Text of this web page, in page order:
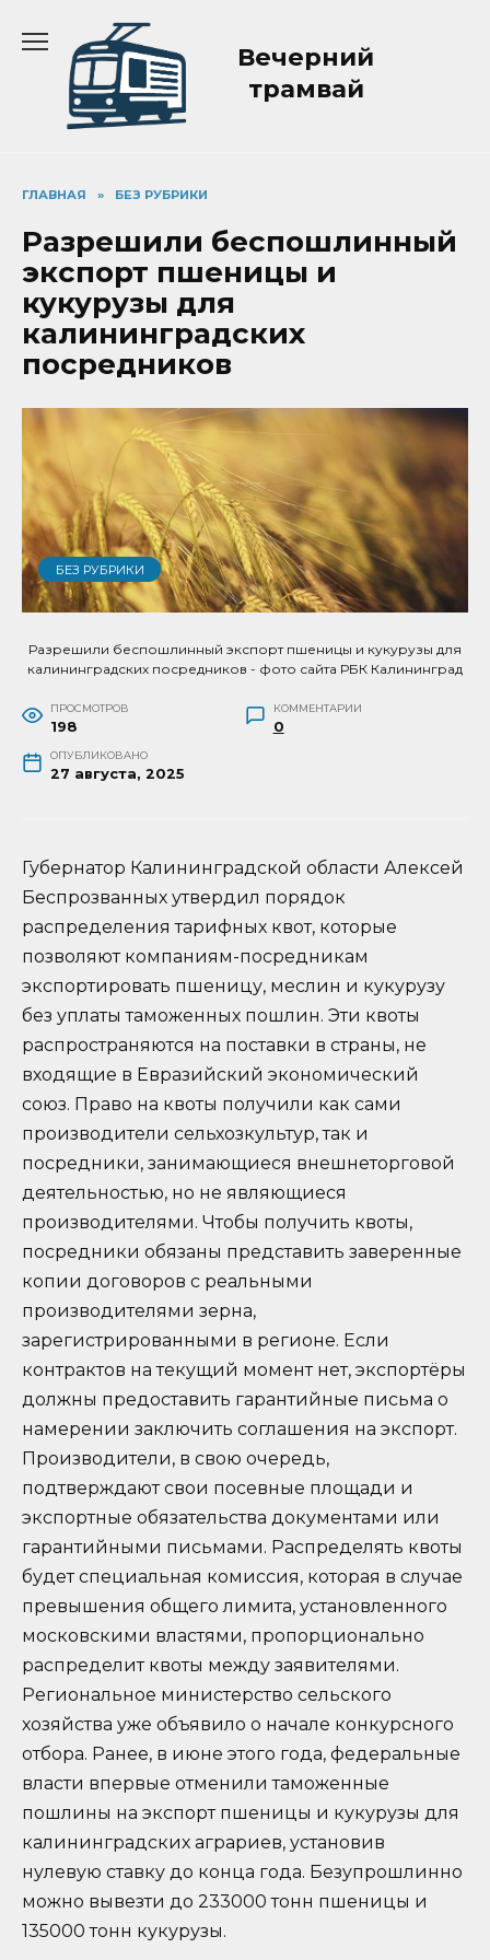
содержанию
Вечерний
трамвай
ГЛАВНАЯ » БЕЗ РУБРИКИ
Разрешили беспошлинный
экспорт пшеницы и
кукурузы для
калининградских
посредников
БЕЗ РУБРИКИ
Разрешили беспошлинный экспорт пшеницы и кукурузы для
калининградских посредников - фото сайта РБК Калининград
ПРОСМОТРОВ
198
КОММЕНТАРИИ
0
ОПУБЛИКОВАНО
27 августа, 2025
Губернатор Калининградской области Алексей
Беспрозванных утвердил порядок
распределения тарифных квот, которые
позволяют компаниям-посредникам
экспортировать пшеницу, меслин и кукурузу
без уплаты таможенных пошлин. Эти квоты
распространяются на поставки в страны, не
входящие в Евразийский экономический
союз. Право на квоты получили как сами
производители сельхозкультур, так и
посредники, занимающиеся внешнеторговой
деятельностью, но не являющиеся
производителями. Чтобы получить квоты,
посредники обязаны представить заверенные
копии договоров с реальными
производителями зерна,
зарегистрированными в регионе. Если
контрактов на текущий момент нет, экспортёры
должны предоставить гарантийные письма о
намерении заключить соглашения на экспорт.
Производители, в свою очередь,
подтверждают свои посевные площади и
экспортные обязательства документами или
гарантийными письмами. Распределять квоты
будет специальная комиссия, которая в случае
превышения общего лимита, установленного
московскими властями, пропорционально
распределит квоты между заявителями.
Региональное министерство сельского
хозяйства уже объявило о начале конкурсного
отбора. Ранее, в июне этого года, федеральные
власти впервые отменили таможенные
пошлины на экспорт пшеницы и кукурузы для
калининградских аграриев, установив
нулевую ставку до конца года. Безупрошлинно
можно вывезти до 233000 тонн пшеницы и
135000 тонн кукурузы.